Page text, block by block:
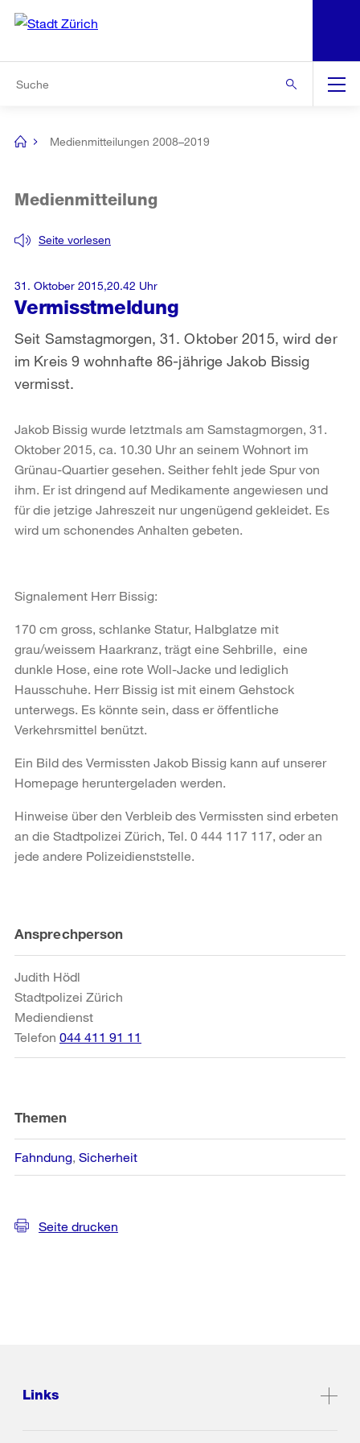
Navigation
[no
Medienmitteilungen 2008–2019
Vermisstmeldung
Seite vorlesen
Medienmitteilung
Seit Samstagmorgen, 31. Oktober 2015, wird der
im Kreis 9 wohnhafte 86-jährige Jakob Bissig
vermisst.
31. Oktober 2015,20.42 Uhr
Jakob Bissig wurde letztmals am Samstagmorgen, 31.
Oktober 2015, ca. 10.30 Uhr an seinem Wohnort im
Grünau-Quartier gesehen. Seither fehlt jede Spur von
ihm. Er ist dringend auf Medikamente angewiesen und
für die jetzige Jahreszeit nur ungenügend gekleidet. Es
wird um schonendes Anhalten gebeten.
Signalement Herr Bissig:
170 cm gross, schlanke Statur, Halbglatze mit
grau/weissem Haarkranz, trägt eine Sehbrille, eine
dunkle Hose, eine rote Woll-Jacke und lediglich
Hausschuhe. Herr Bissig ist mit einem Gehstock
unterwegs. Es könnte sein, dass er öffentliche
Verkehrsmittel benützt.
Ein Bild des Vermissten Jakob Bissig kann auf unserer
Homepage heruntergeladen werden.
Hinweise über den Verbleib des Vermissten sind erbeten
an die Stadtpolizei Zürich, Tel. 0 444 117 117, oder an
jede andere Polizeidienststelle.
Weitere
Informationen
Ansprechperson
Judith Hödl
Stadtpolizei Zürich
Mediendienst
Telefon 044 411 91 11
Themen
Fahndung Sicherheit
Seite drucken
Links